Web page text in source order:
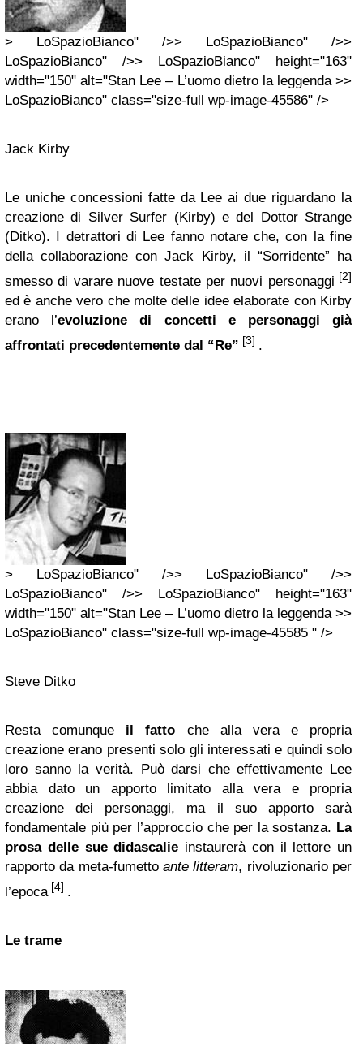
> LoSpazioBianco" />> LoSpazioBianco" />>
LoSpazioBianco" />> LoSpazioBianco" height="163"
width="150" alt="Stan Lee – L’uomo dietro la leggenda >>
LoSpazioBianco" class="size-full wp-image-45586" />
Jack Kirby
Le uniche concessioni fatte da Lee ai due riguardano la
creazione di Silver Surfer (Kirby) e del Dottor Strange
(Ditko). I detrattori di Lee fanno notare che, con la fine
della collaborazione con Jack Kirby, il “Sorridente” ha
smesso di varare nuove testate per nuovi personaggi [2]
ed è anche vero che molte delle idee elaborate con Kirby
erano l’evoluzione di concetti e personaggi già
affrontati precedentemente dal “Re” [3] .
> LoSpazioBianco" />> LoSpazioBianco" />>
LoSpazioBianco" />> LoSpazioBianco" height="163"
width="150" alt="Stan Lee – L’uomo dietro la leggenda >>
LoSpazioBianco" class="size-full wp-image-45585 " />
Steve Ditko
Resta comunque il fatto che alla vera e propria
creazione erano presenti solo gli interessati e quindi solo
loro sanno la verità. Può darsi che effettivamente Lee
abbia dato un apporto limitato alla vera e propria
creazione dei personaggi, ma il suo apporto sarà
fondamentale più per l’approccio che per la sostanza. La
prosa delle sue didascalie instaurerà con il lettore un
rapporto da meta-fumetto ante litteram, rivoluzionario per
l’epoca [4] .
Le trame